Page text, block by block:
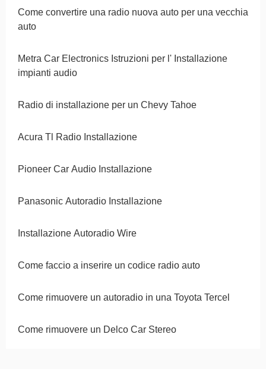
Come convertire una radio nuova auto per una vecchia
auto
Metra Car Electronics Istruzioni per l' Installazione
impianti audio
Radio di installazione per un Chevy Tahoe
Acura Tl Radio Installazione
Pioneer Car Audio Installazione
Panasonic Autoradio Installazione
Installazione Autoradio Wire
Come faccio a inserire un codice radio auto
Come rimuovere un autoradio in una Toyota Tercel
Come rimuovere un Delco Car Stereo